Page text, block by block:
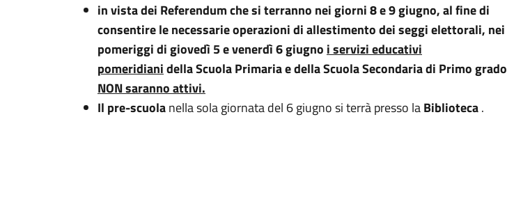
in vista dei Referendum che si terranno nei giorni 8 e 9 giugno, al fine di
consentire le necessarie operazioni di allestimento dei seggi elettorali, nei
pomeriggi di giovedì 5 e venerdì 6 giugno i servizi educativi
pomeridianidella Scuola Primaria e della Scuola Secondaria di Primo grado
NON saranno attivi.
Il pre-scuolanella sola giornata del 6 giugno si terrà presso laBiblioteca.